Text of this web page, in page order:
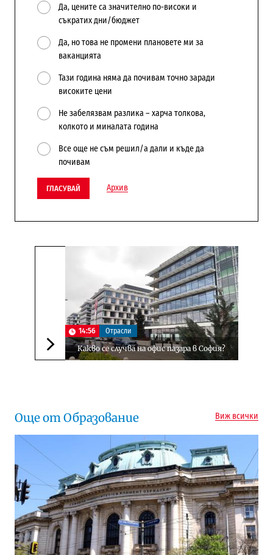
Да, цените са значително по-високи и
съкратих дни/бюджет
Да, но това не промени плановете ми за
ваканцията
Тази година няма да почивам точно заради
високите цени
Не забелязвам разлика – харча толкова,
колкото и миналата година
Все още не съм решил/а дали и къде да
почивам
ГЛАСУВАЙ Архив
Следваща новина
14:56 Отрасли
Какво се случва на офис пазара в София?
Още от Образование Виж всички